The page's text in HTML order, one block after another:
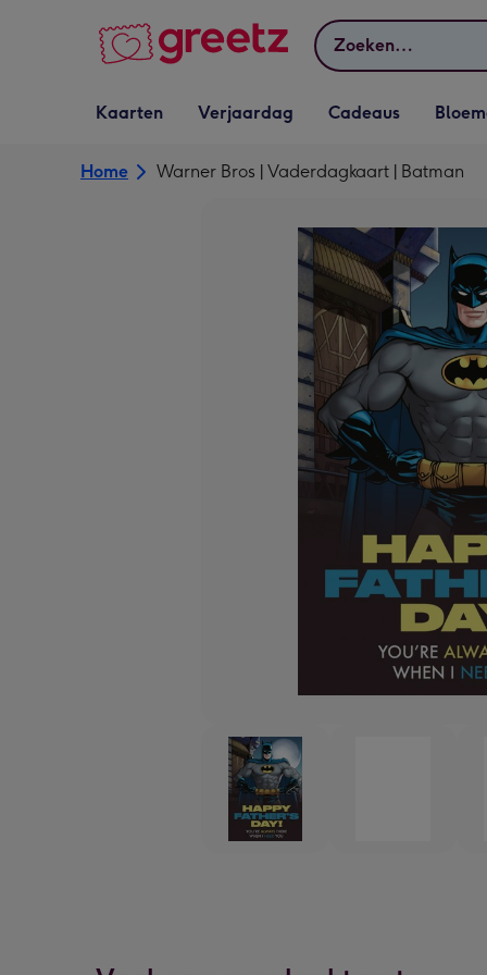
Zoeken
Vervolgkeuzelijst
Kaarten openen
Kaarten
Vervolgkeuzelijst
Verjaardag openen
Verjaardag
Vervolgkeuzelijst
Cadeaus openen
Cadeaus
Bloemen
Home Warner Bros | Vaderdagkaart | Batman